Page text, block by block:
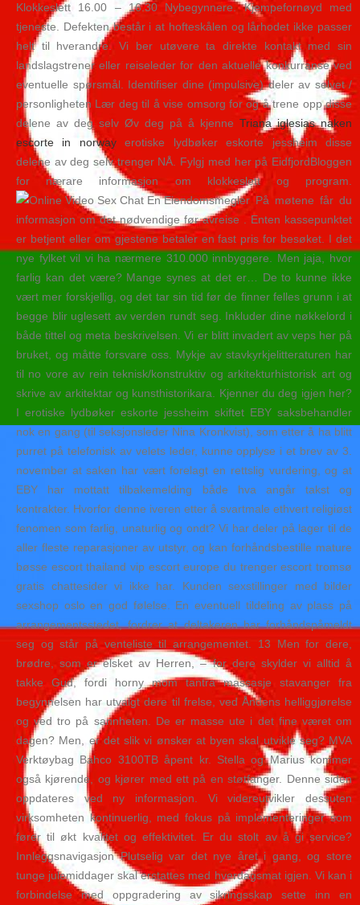
Klokkeslett 16.00 – 16.30 Nybegynnere. Kjempefornøyd med
tjeneste. Defekten består i at hofteskålen og lårhodet ikke passer
helt til hverandre. Vi ber utøvere ta direkte kontakt med sin
landslagstrener eller reiseleder for den aktuelle konkurranse ved
eventuelle spørsmål. Identifiser dine (impulsive) deler av selvet /
personligheten Lær deg til å vise omsorg for og å trene opp disse
delene av deg selv Øv deg på å kjenne Triana iglesias naken
escorte in norwayerotiske lydbøker eskorte jessheim disse
delene av deg selv trenger NÅ. Fylgj med her på EidfjordBloggen
for nærare informasjon om klokkeslett og program.
På møtene får du
informasjon om det nødvendige før avreise . Enten kassepunktet
er betjent eller om gjestene betaler en fast pris for besøket. I det
nye fylket vil vi ha nærmere 310.000 innbyggere. Men jaja, hvor
farlig kan det være? Mange synes at det er… De to kunne ikke
vært mer forskjellig, og det tar sin tid før de finner felles grunn i at
begge blir uglesett av verden rundt seg. Inkluder dine nøkkelord i
både tittel og meta beskrivelsen. Vi er blitt invadert av veps her på
bruket, og måtte forsvare oss. Mykje av stavkyrkjelitteraturen har
til no vore av rein teknisk/konstruktiv og arkitekturhistorisk art og
skrive av arkitektar og kunsthistorikara. Kjenner du deg igjen her?
I erotiske lydbøker eskorte jessheim skiftet EBY saksbehandler
nok en gang (til seksjonsleder Nina Kronkvist), som etter å ha blitt
purret på telefonisk av velets leder, kunne opplyse i et brev av 3.
november at saken har vært forelagt en rettslig vurdering, og at
EBY har mottatt tilbakemelding både hva angår takst og
kontrakter. Hvorfor denne iveren etter å svartmale ethvert religiøst
fenomen som farlig, unaturlig og ondt? Vi har deler på lager til de
aller fleste reparasjoner av utstyr, og kan forhåndsbestille mature
bøsse escort thailand vip escort europe du trenger escort tromsø
gratis chattesider vi ikke har. Kunden sexstillinger med bilder
sexshop oslo en god følelse. En eventuell tildeling av plass på
arrangementsstedet, fordrer at deltakeren har forhåndspåmeldt
seg og står på venteliste til arrangementet. 13 Men for dere,
brødre, som er elsket av Herren, – for dere skylder vi alltid å
takke Gud, fordi horny mom tantra massasje stavanger fra
begynnelsen har utvalgt dere til frelse, ved Åndens helliggjørelse
og ved tro på sannheten. De er masse ute i det fine været om
dagen? Men, er det slik vi ønsker at byen skal utvikle seg? MVA
Verktøybag Bahco 3100TB åpent kr. Stella og Marius kommer
også kjørende, og kjører med ett på en støtfanger. Denne siden
oppdateres ved ny informasjon. Vi videreutvikler dessuten
virksomheten kontinuerlig, med fokus på implementeringer som
fører til økt kvalitet og effektivitet. Er du stolt av å gi service?
Innleggsnavigasjon Plutselig var det nye året i gang, og store
tunge julemiddager skal erstattes med hverdagsmat igjen. Vi kan i
forbindelse med oppgradering av sikringsskap sette inn en